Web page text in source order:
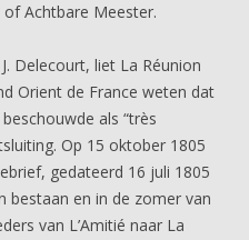
of Achtbare Meester.
Delecourt, liet La Réunion
Orient de France weten dat
als “très
Op 15 oktober 1805
gedateerd 16 juli 1805
bestaan en in de zomer van
van L’Amitié naar La